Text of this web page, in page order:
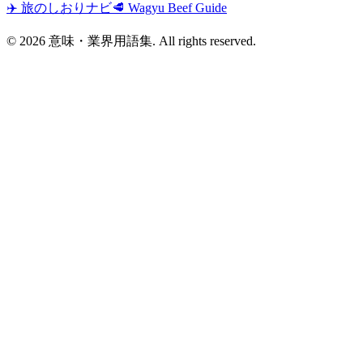
✈️ 旅のしおりナビ🥩 Wagyu Beef Guide
© 2026 意味・業界用語集. All rights reserved.